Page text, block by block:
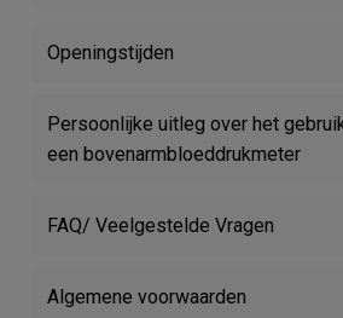
Openingstijden
Persoonlijke uitleg over het
een bovenarmbloeddrukmeter
FAQ/ Veelgestelde Vragen
Algemene voorwaarden